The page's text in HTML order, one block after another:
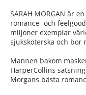
SARAH MORGAN är
romance- och
miljoner exemplar
sjuksköterska och bor
Mannen bakom
HarperCollins
Morgans bästa